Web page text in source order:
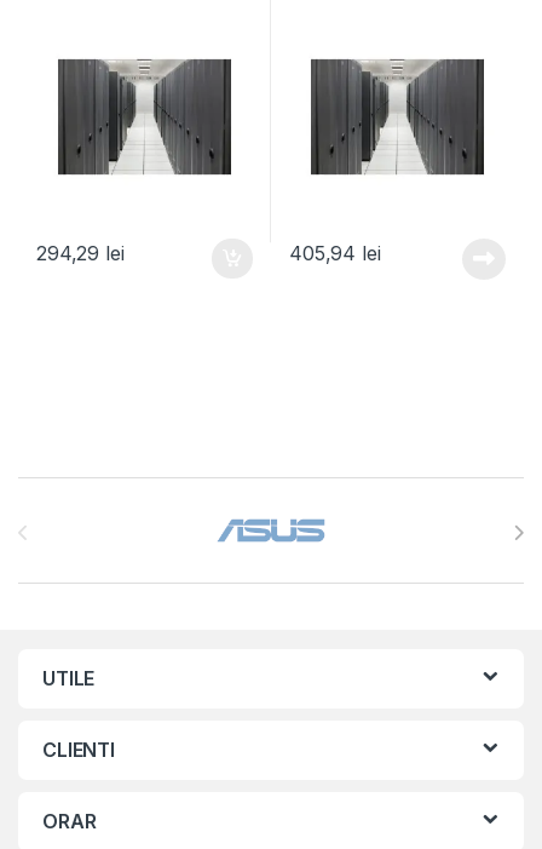
294,29 lei 405,94 lei
UTILE
CLIENTI
ORAR